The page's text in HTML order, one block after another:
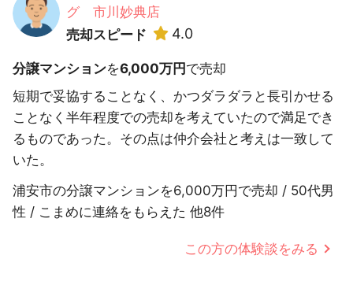
グ 市川妙典店
売却スピード
4.0
分譲マンションを6,000万円 で売却
短期で妥協することなく、かつダラダラと長引かせる
ことなく半年程度での売却を考えていたので満足でき
るものであった。その点は仲介会社と考えは一致して
いた。
浦安市の分譲マンションを6,000万円で売却 / 50代男
性 / こまめに連絡をもらえた 他8件
この方の体験談をみる